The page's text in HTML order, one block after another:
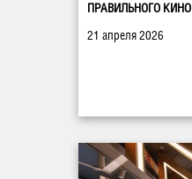
ПРАВИЛЬНОГО КИНО
21 апреля 2026